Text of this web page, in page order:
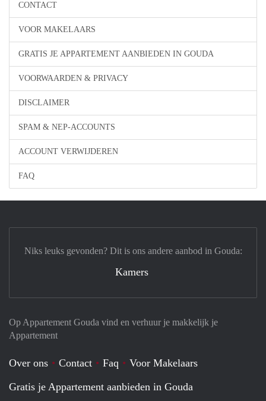
CONTACT
VOOR MAKELAARS
GRATIS JE APPARTEMENT AANBIEDEN IN GOUDA
VOORWAARDEN & PRIVACY
DISCLAIMER
SPAM & NEP-ACCOUNTS
ACCOUNT VERWIJDEREN
FAQ
Op Appartement Gouda vind en verhuur je makkelijk je
Appartement
Over ons Contact Faq
Voor Makelaars
Gratis je Appartement aanbieden in Gouda
Niks leuks gevonden? Dit is ons andere aanbod in Gouda:
Kamers